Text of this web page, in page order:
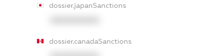
dossier.japanSanctions
dossier.canadaSanctions